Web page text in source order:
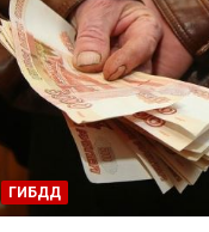
ГИБДД